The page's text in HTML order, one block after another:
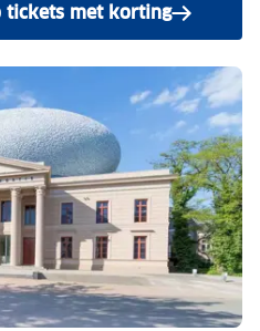
tickets met korting